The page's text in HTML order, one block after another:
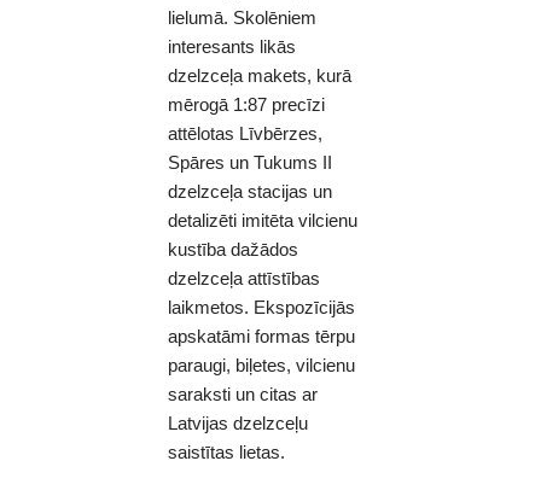
lielumā. Skolēniem
interesants likās
dzelzceļa makets, kurā
mērogā 1:87 precīzi
attēlotas Līvbērzes,
Spāres un Tukums II
dzelzceļa stacijas un
detalizēti imitēta vilcienu
kustība dažādos
dzelzceļa attīstības
laikmetos. Ekspozīcijās
apskatāmi formas tērpu
paraugi, biļetes, vilcienu
saraksti un citas ar
Latvijas dzelzceļu
saistītas lietas.